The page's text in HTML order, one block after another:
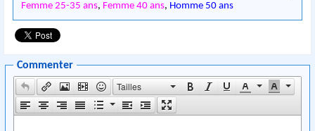
Femme 25-35 ans, Femme 40 ans, Homme 50 ans
Commenter
Tailles